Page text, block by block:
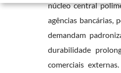
núcleo central
agências bancárias,
demandam
durabilidade
comerciais